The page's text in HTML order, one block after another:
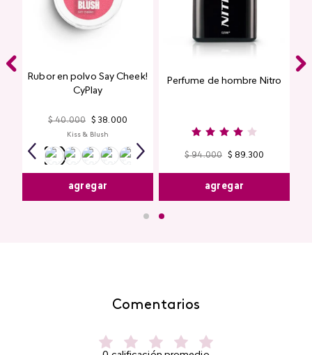
Rubor en polvo Say Cheek!
CyPlay
$ 40.000 $ 38.000
Kiss & Blush
agregar
Perfume de hombre Nitro
$ 94.000 $ 89.300
agregar
Comentarios